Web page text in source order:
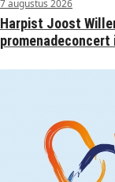
7 augustus 2026
Harpist Joost
promenadeconcert